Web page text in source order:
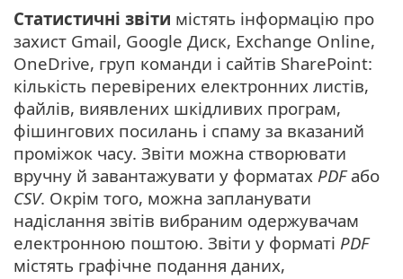
Статистичні звіти містять інформацію про
захист Gmail, Google Диск, Exchange Online,
OneDrive, груп команди і сайтів SharePoint:
кількість перевірених електронних листів,
файлів, виявлених шкідливих програм,
фішингових посилань і спаму за вказаний
проміжок часу. Звіти можна створювати
вручну й завантажувати у форматах PDFабо
CSV. Окрім того, можна запланувати
надіслання звітів вибраним одержувачам
електронною поштою. Звіти у форматі PDF
містять графічне подання даних,